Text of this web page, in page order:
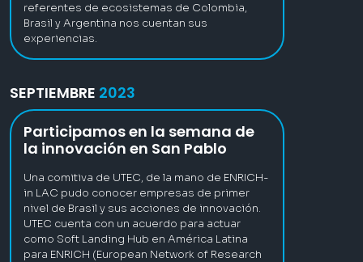
referentes de ecosistemas de Colombia,
Brasil y Argentina nos cuentan sus
experiencias.
SEPTIEMBRE 2023
Participamos en la semana de
la innovación en San Pablo
Una comitiva de UTEC, de la mano de ENRICH-
in LAC pudo conocer empresas de primer
nivel de Brasil y sus acciones de innovación.
UTEC cuenta con un acuerdo para actuar
como Soft Landing Hub en América Latina
para ENRICH (European Network of Research